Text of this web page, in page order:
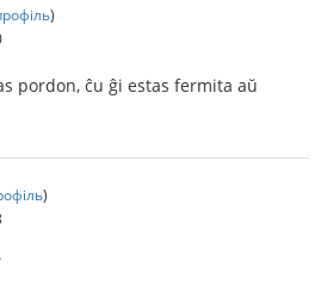
)
pordon, ĉu ĝi estas fermita aŭ
)